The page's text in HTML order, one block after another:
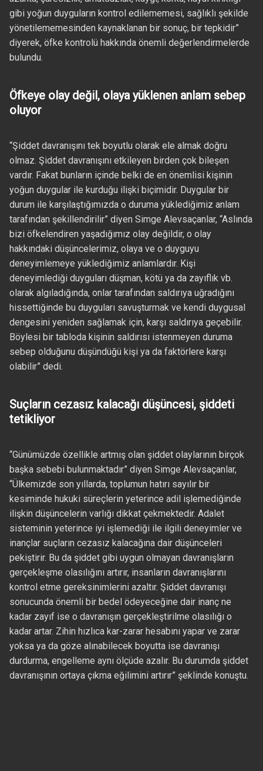
gibi yoğun duyguların kontrol edilememesi, sağlıklı şekilde
yönetilememesinden kaynaklanan bir sonuç, bir tepkidir”
diyerek, öfke kontrolü hakkında önemli değerlendirmelerde
bulundu.
Öfkeye olay değil, olaya yüklenen anlam sebep
oluyor
“Şiddet davranışını tek boyutlu olarak ele almak doğru
olmaz. Şiddet davranışını etkileyen birden çok bileşen
vardır. Fakat bunların içinde belki de en önemlisi kişinin
yoğun duygular ile kurduğu ilişki biçimidir. Duygular bir
durum ile karşılaştığımızda o duruma yüklediğimiz anlam
tarafından şekillendirilir” diyen Simge Alevsaçanlar, “Aslında
bizi öfkelendiren yaşadığımız olay değildir, o olay
hakkındaki düşüncelerimiz, olaya ve o duyguyu
deneyimlemeye yüklediğimiz anlamlardır. Kişi
deneyimlediği duyguları düşman, kötü ya da zayıflık vb.
olarak algıladığında, onlar tarafından saldırıya uğradığını
hissettiğinde bu duyguları savuşturmak ve kendi duygusal
dengesini yeniden sağlamak için, karşı saldırıya geçebilir.
Böylesi bir tabloda kişinin saldırısı istenmeyen duruma
sebep olduğunu düşündüğü kişi ya da faktörlere karşı
olabilir” dedi.
Suçların cezasız kalacağı düşüncesi, şiddeti
tetikliyor
“Günümüzde özellikle artmış olan şiddet olaylarının birçok
başka sebebi bulunmaktadır” diyen Simge Alevsaçanlar,
“Ülkemizde son yıllarda, toplumun hatırı sayılır bir
kesiminde hukuki süreçlerin yeterince adil işlemediğinde
ilişkin düşüncelerin varlığı dikkat çekmektedir. Adalet
sisteminin yeterince iyi işlemediği ile ilgili deneyimler ve
inançlar suçların cezasız kalacağına dair düşünceleri
pekiştirir. Bu da şiddet gibi uygun olmayan davranışların
gerçekleşme olasılığını artırır, insanların davranışlarını
kontrol etme gereksinimlerini azaltır. Şiddet davranışı
sonucunda önemli bir bedel ödeyeceğine dair inanç ne
kadar zayıf ise o davranışın gerçekleştirilme olasılığı o
kadar artar. Zihin hızlıca kar-zarar hesabını yapar ve zarar
yoksa ya da göze alınabilecek boyutta ise davranışı
durdurma, engelleme aynı ölçüde azalır. Bu durumda şiddet
davranışının ortaya çıkma eğilimini artırır” şeklinde konuştu.